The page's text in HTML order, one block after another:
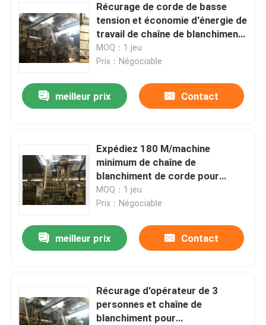
Récurage de corde de basse
tension et économie d'énergie de
travail de chaîne de blanchiment
garantie de 1 an
MOQ：1 jeu
Prix：Négociable
meilleur prix Contact
Expédiez 180 M/machine
minimum de chaîne de
blanchiment de corde pour
imprimer des textiles tissés
MOQ：1 jeu
Prix：Négociable
meilleur prix Contact
Récurage d'opérateur de 3
personnes et chaîne de
blanchiment pour